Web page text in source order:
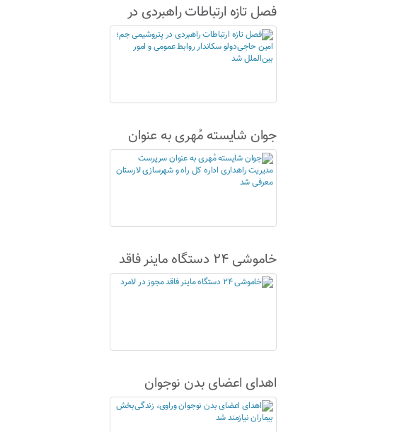
فصل تازه ارتباطات راهبردی در
پتروشیمی جم؛ امین حاجی‌دولو
سکاندار روابط عمومی و امور
جوان شایسته مُهری به عنوان
سرپرست مدیریت راهداری اداره
کل راه و شهرسازی لارستان
خاموشی ۲۴ دستگاه ماینر فاقد
مجوز در لامرد
اهدای اعضای بدن نوجوان
وراوی، زندگی‌بخش بیماران
نیازمند شد